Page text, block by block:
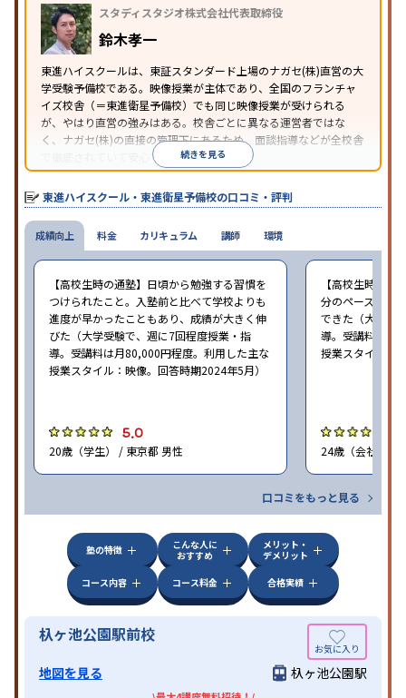
スタディスタジオ株式会社代表取締役
鈴木孝一
東進ハイスクールは、東証スタンダード上場のナガセ(株)直営の大
学受験予備校である。映像授業が主体であり、全国のフランチャ
イズ校舎（＝東進衛星予備校）でも同じ映像授業が受けられる
が、やはり直営の強みはある。校舎ごとに異なる運営者ではな
く、ナガセ(株)の直接の管理下にあるため、面談指導などが全校舎
で徹底されていて安心できる。
東進衛星予備校は、運営会社により指導方針や校舎のルールが異
なる。体験授業では、授業のみで判断するのではなく、担当者や
校舎雰囲気、校舎での合格実績などを確認すると良いだろう。
続きを見る
東進ハイスクール・東進衛星予備校の口コミ・評判
成績向上
【高校生時の通塾】日頃から勉強する習慣を
つけられたこと。入塾前と比べて学校よりも
進度が早かったこともあり、成績が大きく伸
びた（大学受験で、週に7回程度授業・指
導。受講料は月80,000円程度。利用した主な
授業スタイル：映像。回答時期2024年5月）
5.0
20歳（学生） / 東京都 男性
【高校生時の通
分のペースで進
できた（大学受
導。受講料は月
授業スタイル：
24歳（会社員<
口コミをもっと見る
料金 カリキュラム 講師 環境
塾の特徴
こんな人に
おすすめ
メリット・
デメリット
コース内容
コース料金 合格実績
杁ヶ池公園駅前校
地図を見る 杁ヶ池公園駅